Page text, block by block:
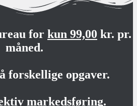
for kun 99,00 kr. pr.
måned.
forskellige opgaver.
markedsføring.